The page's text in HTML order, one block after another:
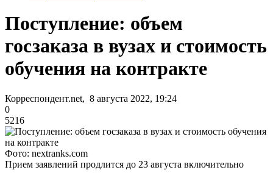
Поступление: объем
госзаказа в вузах и стоимость
обучения на контракте
Корреспондент.net, 8 августа 2022, 19:24
0
5216
Фото: nextranks.com
Прием заявлений продлится до 23 августа включительно